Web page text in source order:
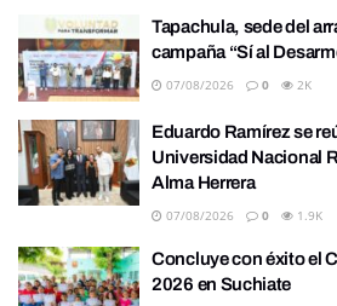
Tapachula, sede del
campaña “Sí al
07/08/2026 0 2K
Eduardo Ramírez se
Universidad Nacional
Alma Herrera
07/08/2026 0 1.9K
Concluye con éxito el
2026 en Suchiate